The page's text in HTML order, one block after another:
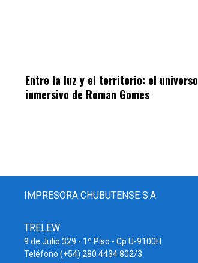
Entre la luz y el territorio: el universo
inmersivo de Roman Gomes
IMPRESORA CHUBUTENSE S.A
TRELEW
9 de Julio 329 - 1º Piso - Cp U-9100H
Teléfono (+54) 280 4434 802/3